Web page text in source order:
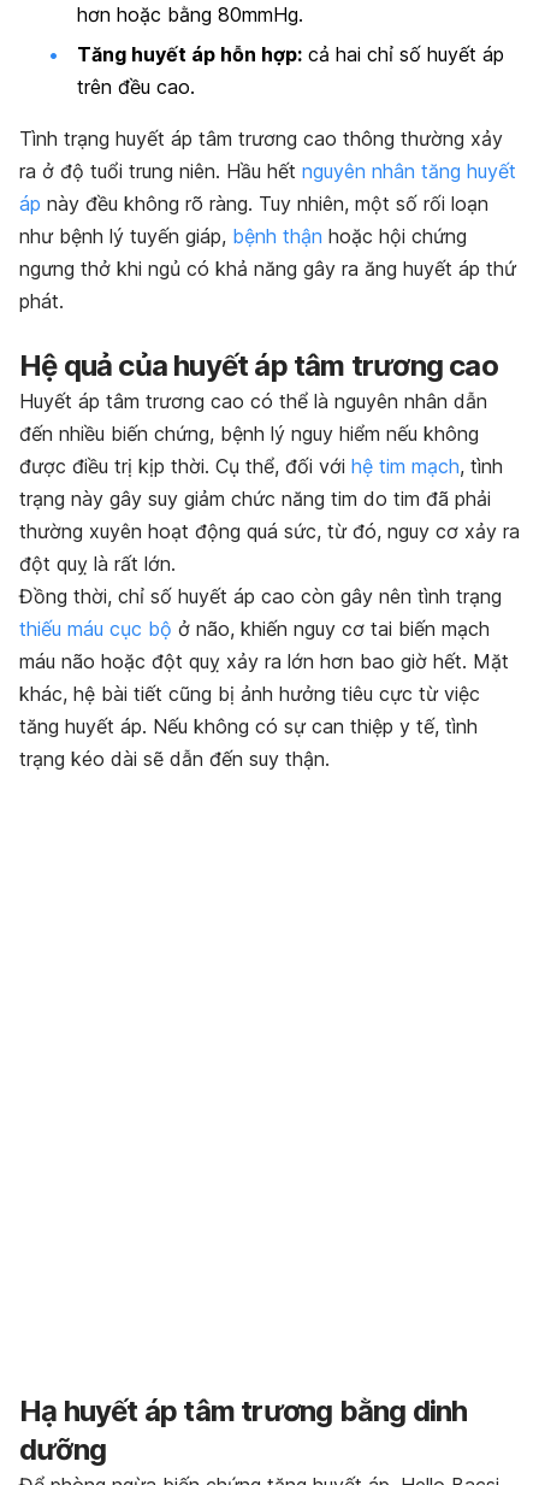
hơn hoặc bằng 80mmHg.
Tăng huyết áp hỗn hợp: cả hai chỉ số huyết áp
trên đều cao.
Tình trạng huyết áp tâm trương cao thông thường xảy
ra ở độ tuổi trung niên. Hầu hết nguyên nhân tăng huyết
áp này đều không rõ ràng. Tuy nhiên, một số rối loạn
như bệnh lý tuyến giáp, bệnh thận hoặc hội chứng
ngưng thở khi ngủ có khả năng gây ra ăng huyết áp thứ
phát.
Hệ quả của huyết áp tâm trương cao
Huyết áp tâm trương cao có thể là nguyên nhân dẫn
đến nhiều biến chứng, bệnh lý nguy hiểm nếu không
được điều trị kịp thời. Cụ thể, đối với hệ tim mạch, tình
trạng này gây suy giảm chức năng tim do tim đã phải
thường xuyên hoạt động quá sức, từ đó, nguy cơ xảy ra
đột quỵ là rất lớn.
Đồng thời, chỉ số huyết áp cao còn gây nên tình trạng
thiếu máu cục bộ ở não, khiến nguy cơ tai biến mạch
máu não hoặc đột quỵ xảy ra lớn hơn bao giờ hết. Mặt
khác, hệ bài tiết cũng bị ảnh hưởng tiêu cực từ việc
tăng huyết áp. Nếu không có sự can thiệp y tế, tình
trạng kéo dài sẽ dẫn đến suy thận.
Hạ huyết áp tâm trương bằng dinh
dưỡng